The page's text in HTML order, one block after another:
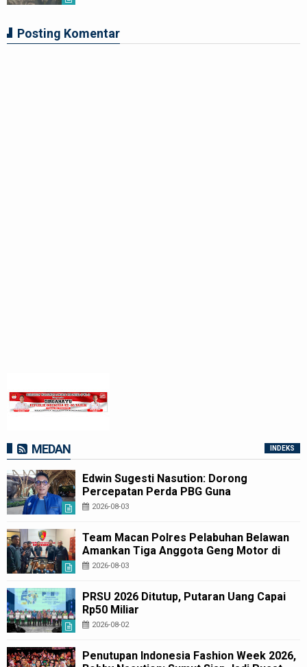
Posting Komentar
MEDAN INDEKS
Edwin Sugesti Nasution: Dorong
Percepatan Perda PBG Guna
Penyederhanaan Layanan Cepat dan
2026-08-03
Team Macan Polres Pelabuhan Belawan
Amankan Tiga Anggota Geng Motor di
Marelan Pasar 9
2026-08-03
PRSU 2026 Ditutup, Putaran Uang Capai
Rp50 Miliar
2026-08-02
Penutupan Indonesia Fashion Week 2026,